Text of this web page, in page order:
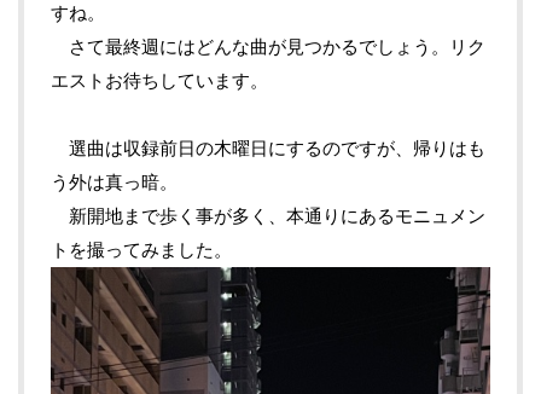
すね。
さて最終週にはどんな曲が見つかるでしょう。リク
エストお待ちしています。
選曲は収録前日の木曜日にするのですが、帰りはも
う外は真っ暗。
新開地まで歩く事が多く、本通りにあるモニュメン
トを撮ってみました。